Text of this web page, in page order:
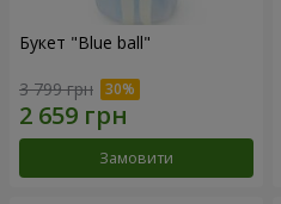
Букет "Blue ball"
3 799 грн
Замовити